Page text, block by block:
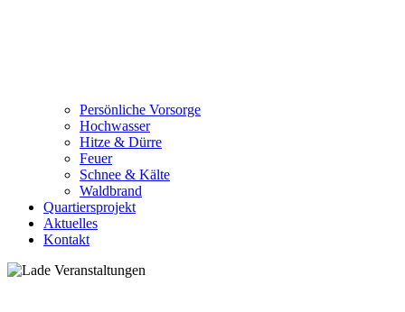
Persönliche Vorsorge
Hochwasser
Hitze & Dürre
Feuer
Schnee & Kälte
Waldbrand
Quartiersprojekt
Aktuelles
Kontakt